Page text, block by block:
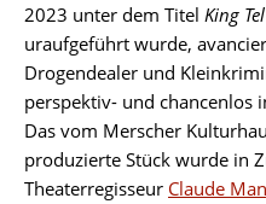
2023 unter dem Titel King
uraufgeführt wurde,
Drogendealer und
perspektiv- und chancenlos
Das vom Merscher
produzierte Stück wurde in
Theaterregisseur Claude